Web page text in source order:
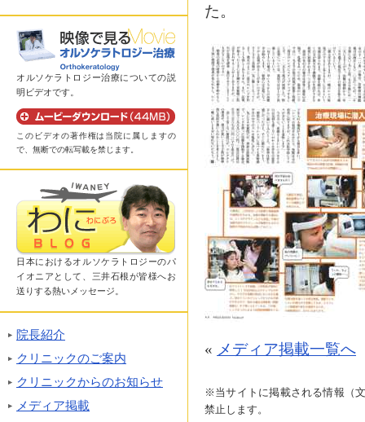
オルソケラトロジー治療についての説
明ビデオです。
このビデオの著作権は当院に属しますの
で、無断での転写載を禁じます。
日本におけるオルソケラトロジーのパ
イオニアとして、三井石根が皆様へお
送りする熱いメッセージ。
院長紹介
クリニックのご案内
クリニックからのお知らせ
メディア掲載
た。
« メディア掲載一覧へ
※当サイトに掲載される情報（
禁止します。